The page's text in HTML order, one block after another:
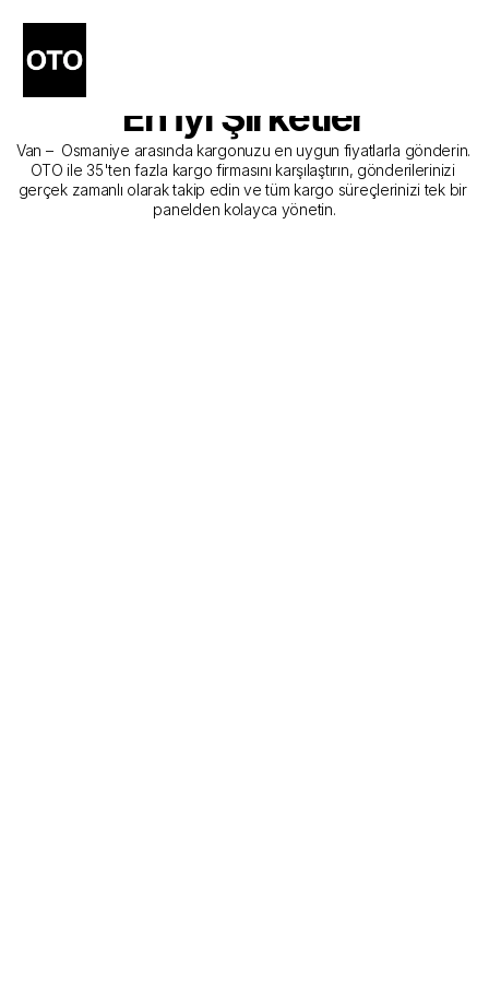
Van - Osmaniye Kargo
Gönderim Hizmeti Sunan
En İyi Şirketler
Van –  Osmaniye arasında kargonuzu en uygun fiyatlarla gönderin.
OTO ile 35'ten fazla kargo firmasını karşılaştırın, gönderilerinizi
gerçek zamanlı olarak takip edin ve tüm kargo süreçlerinizi tek bir
panelden kolayca yönetin.